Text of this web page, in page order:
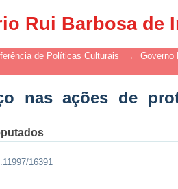
Rui Barbosa de
nas ações de
de Políticas Culturais →
Governo
nas ações de
16391